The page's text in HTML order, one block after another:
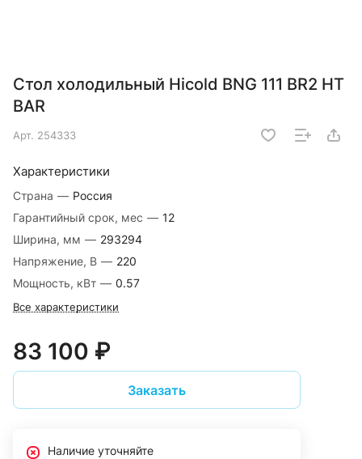
Стол холодильный Hicold BNG 111 BR2 HT
BAR
Арт. 254333
Характеристики
Страна — Россия
Гарантийный срок, мес — 12
Ширина, мм — 293294
Напряжение, В — 220
Мощность, кВт — 0.57
Все характеристики
83 100 ₽
Заказать
Наличие уточняйте